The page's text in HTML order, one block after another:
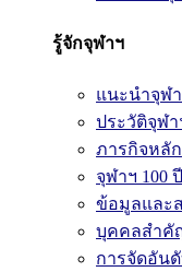
รู้จักจุฬาฯ
แนะนำจุฬ
ประวัติจุฬา
ภารกิจหลัก
จุฬาฯ 100 ปี
ข้อมูลและ
บุคคลสำคั
การจัดอัน